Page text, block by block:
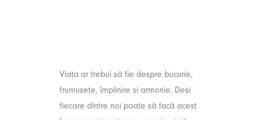
Viața ar trebui să fie despre bucurie,
frumusețe, împlinire și armonie. Deși
fiecare dintre noi poate să facă acest